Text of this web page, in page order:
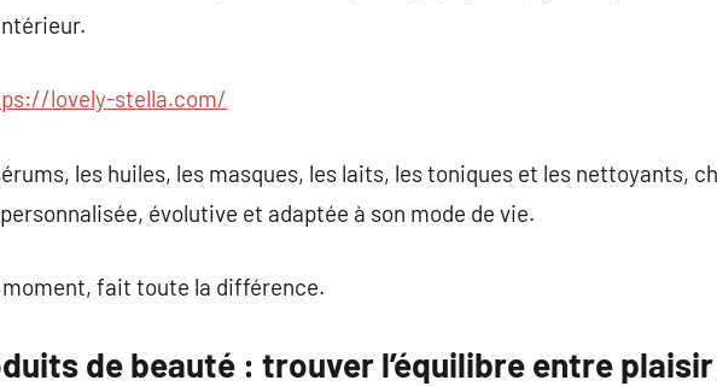
lovely-stella.com/
les huiles, les masques, les laits, les toniques et les nettoyants,
évolutive et adaptée à son mode de vie.
moment, fait toute la différence.
de beauté : trouver l’équilibre entre